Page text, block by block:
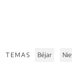
TEMAS Béjar